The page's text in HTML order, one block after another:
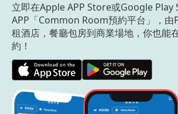
立即在Apple APP Store或Google Play
APP「Common Room預約平台」，
租酒店，餐廳包房到商業場地，你也能
約！